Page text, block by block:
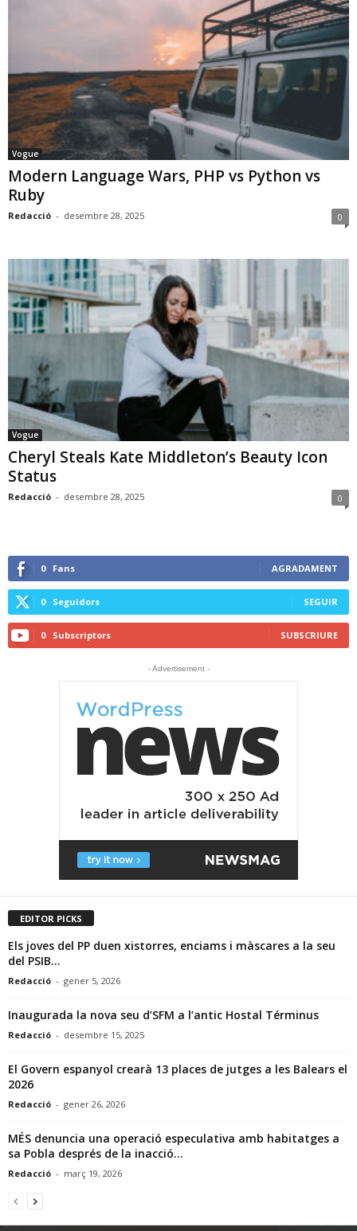
Vogue
Modern Language Wars, PHP vs Python vs
Ruby
Redacció - desembre 28, 2025 0
Vogue
Cheryl Steals Kate Middleton’s Beauty Icon
Status
Redacció - desembre 28, 2025 0
0 Fans AGRADAMENT
0 Seguidors SEGUIR
0 Subscriptors SUBSCRIURE
- Advertisement -
EDITOR PICKS
Els joves del PP duen xistorres, enciams i màscares a la seu
del PSIB...
Redacció - gener 5, 2026
Inaugurada la nova seu d’SFM a l’antic Hostal Términus
Redacció - desembre 15, 2025
El Govern espanyol crearà 13 places de jutges a les Balears el
2026
Redacció - gener 26, 2026
MÉS denuncia una operació especulativa amb habitatges a
sa Pobla després de la inacció...
Redacció - març 19, 2026